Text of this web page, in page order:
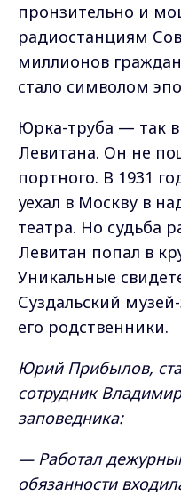
пронзительно и
радиостанциям
миллионов
стало символом
Юрка-труба — так в
Левитана. Он не
портного. В 1931
уехал в Москву в
театра. Но судьба
Левитан попал в
Уникальные
Суздальский
его родственники.
Юрий Прибылов,
сотрудник
заповедника:
— Работал
обязанности